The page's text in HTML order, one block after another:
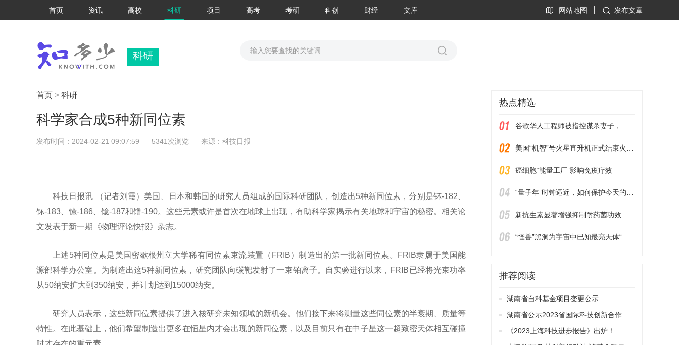
首页 资讯 高校 科研 项目 高考 考研 科创 财经 文库 网站地图 发布文章
科研
首页 > 科研
科学家合成5种新同位素
发布时间：2024-02-21 09:07:59 5341次浏览 来源：科技日报
科技日报讯 （记者刘霞）美国、日本和韩国的研究人员组成的国际科研团队，创造出5种新同位素，分别是钚-182、
钚-183、镱-186、镱-187和镥-190。这些元素或许是首次在地球上出现，有助科学家揭示有关地球和宇宙的秘密。相关论
文发表于新一期《物理评论快报》杂志。
上述5种同位素是美国密歇根州立大学稀有同位素束流装置（FRIB）制造出的第一批新同位素。FRIB隶属于美国能
源部科学办公室。为制造出这5种新同位素，研究团队向碳靶发射了一束铂离子。自实验进行以来，FRIB已经将光束功率
从50纳安扩大到350纳安，并计划达到15000纳安。
研究人员表示，这些新同位素提供了进入核研究未知领域的新机会。他们接下来将测量这些同位素的半衰期、质量等
特性。在此基础上，他们希望制造出更多在恒星内才会出现的新同位素，以及目前只有在中子星这一超致密天体相互碰撞
热点精选
癌细胞“能量工厂”影响免疫疗效
新抗生素显著增强抑制耐药菌功效
推荐阅读
湖南省自科基金项目变更公示
《2023上海科技进步报告》出炉！